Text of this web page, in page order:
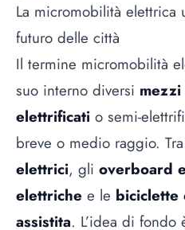
La micromobilità elettrica
futuro delle città
Il termine micromobilità
suo interno diversi
elettrificati o semi-
breve o medio raggio.
elettrici, gli overboard
elettriche e le biciclette
assistita. L’idea di